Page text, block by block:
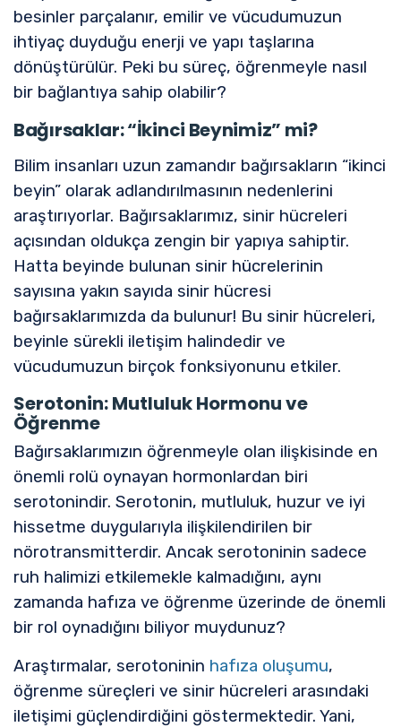
besinler parçalanır, emilir ve vücudumuzun
ihtiyaç duyduğu enerji ve yapı taşlarına
dönüştürülür. Peki bu süreç, öğrenmeyle nasıl
bir bağlantıya sahip olabilir?
Bağırsaklar: “İkinci Beynimiz” mi?
Bilim insanları uzun zamandır bağırsakların “ikinci
beyin” olarak adlandırılmasının nedenlerini
araştırıyorlar. Bağırsaklarımız, sinir hücreleri
açısından oldukça zengin bir yapıya sahiptir.
Hatta beyinde bulunan sinir hücrelerinin
sayısına yakın sayıda sinir hücresi
bağırsaklarımızda da bulunur! Bu sinir hücreleri,
beyinle sürekli iletişim halindedir ve
vücudumuzun birçok fonksiyonunu etkiler.
Serotonin: Mutluluk Hormonu ve
Öğrenme
Bağırsaklarımızın öğrenmeyle olan ilişkisinde en
önemli rolü oynayan hormonlardan biri
serotonindir. Serotonin, mutluluk, huzur ve iyi
hissetme duygularıyla ilişkilendirilen bir
nörotransmitterdir. Ancak serotoninin sadece
ruh halimizi etkilemekle kalmadığını, aynı
zamanda hafıza ve öğrenme üzerinde de önemli
bir rol oynadığını biliyor muydunuz?
Araştırmalar, serotoninin hafıza oluşumu,
öğrenme süreçleri ve sinir hücreleri arasındaki
iletişimi güçlendirdiğini göstermektedir. Yani,